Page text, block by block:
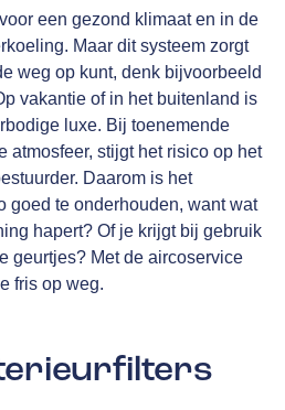
een gezond klimaat en in de
Maar dit systeem zorgt
weg op kunt, denk bijvoorbeeld
vakantie of in het buitenland is
luxe. Bij toenemende
atmosfeer, stijgt het risico op het
Daarom is het
goed te onderhouden, want wat
hapert? Of je krijgt bij gebruik
geurtjes? Met de aircoservice
fris op weg.